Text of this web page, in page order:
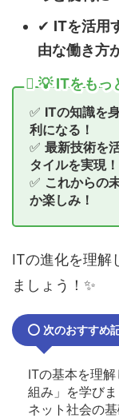
✔ ITを活用
由な働き方
💡 ITをもっ
✅ ITの知識を
利になる！
✅ 最新技術を
タイルを実現！
✅ これからの
か楽しみ！
ITの進化を理解
ましょう！✨
次のおすすめ
ITの基本を理
組み」を学び
ネット社会の基